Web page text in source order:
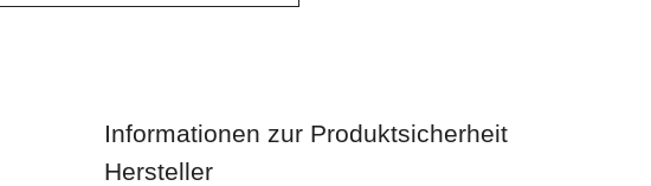
Informationen zur Produktsicherheit
Hersteller